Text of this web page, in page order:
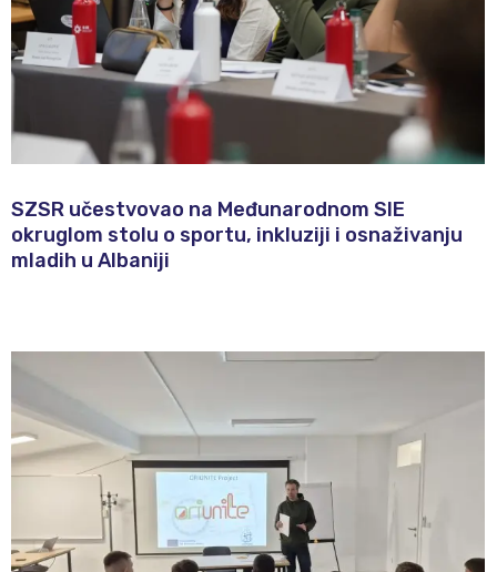
SZSR učestvovao na Međunarodnom SIE
okruglom stolu o sportu, inkluziji i osnaživanju
mladih u Albaniji